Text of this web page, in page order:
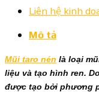
Liên hệ kinh
Mô tả
Mũi taro nén là loại
liệu và tạo hình ren.
được tạo bởi phương